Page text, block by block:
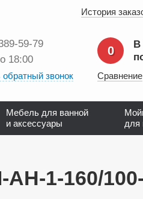
История
18:00
обратный звонок
0
В
Сравнение
Мебель для ванной
и аксессуары
для
1-160/